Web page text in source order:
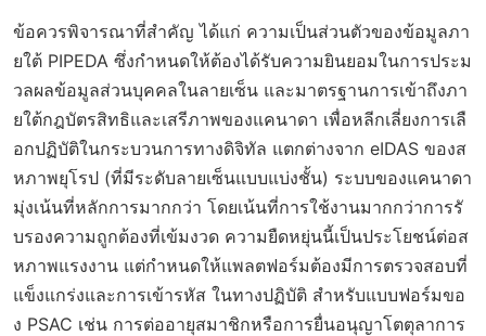
ข้อควรพิจารณาที่สำคัญ ได้แก่ ความเป็นส่วนตัวของข้อมูลภา
ยใต้ PIPEDA ซึ่งกำหนดให้ต้องได้รับความยินยอมในการประม
วลผลข้อมูลส่วนบุคคลในลายเซ็น และมาตรฐานการเข้าถึงภา
ยใต้กฎบัตรสิทธิและเสรีภาพของแคนาดา เพื่อหลีกเลี่ยงการเลื
อกปฏิบัติในกระบวนการทางดิจิทัล แตกต่างจาก eIDAS ของส
หภาพยุโรป (ที่มีระดับลายเซ็นแบบแบ่งชั้น) ระบบของแคนาดา
มุ่งเน้นที่หลักการมากกว่า โดยเน้นที่การใช้งานมากกว่าการรั
บรองความถูกต้องที่เข้มงวด ความยืดหยุ่นนี้เป็นประโยชน์ต่อส
หภาพแรงงาน แต่กำหนดให้แพลตฟอร์มต้องมีการตรวจสอบที่
แข็งแกร่งและการเข้ารหัส ในทางปฏิบัติ สำหรับแบบฟอร์มขอ
ง PSAC เช่น การต่ออายุสมาชิกหรือการยื่นอนุญาโตตุลาการ